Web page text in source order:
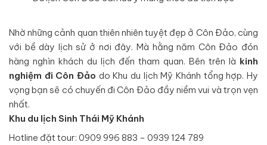
Nhờ những cảnh quan thiên nhiên tuyệt đẹp ở Côn Đảo, cùng
với bề dày lịch sử ở nơi đây. Mà hằng năm Côn Đảo đón
hàng nghìn khách du lịch đến tham quan. Bên trên là kinh
nghiệm đi Côn Đảo do Khu du lịch Mỹ Khánh tổng hợp. Hy
vọng bạn sẽ có chuyến đi Côn Đảo đầy niềm vui và trọn vẹn
nhất.
Khu du lịch Sinh Thái Mỹ Khánh
Hotline đặt tour: 0909 996 883 – 0939 124 789